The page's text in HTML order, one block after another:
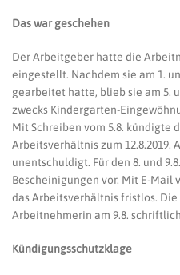
Das war geschehen
Der Arbeitgeber hatte die
eingestellt. Nachdem sie am 1.
gearbeitet hatte, blieb sie am 5.
zwecks Kindergarten-
Mit Schreiben vom 5.8. kündigte
Arbeitsverhältnis zum 12.8.2019.
unentschuldigt. Für den 8. und
Bescheinigungen vor. Mit E-Mail
das Arbeitsverhältnis fristlos.
Arbeitnehmerin am 9.8.
Kündigungsschutzklage